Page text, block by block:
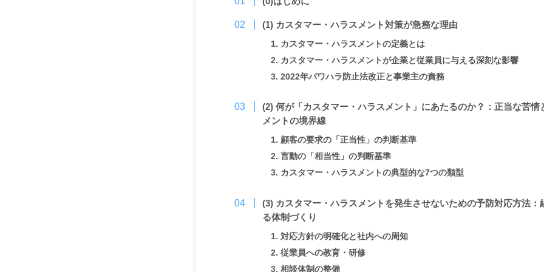
(1) カスタマー・ハラスメント対策が急務な理由
1. カスタマー・ハラスメントの定義とは
2. カスタマー・ハラスメントが企業と従業員に与える深刻な影響
3. 2022年パワハラ防止法改正と事業主の責務
(2) 何が「カスタマー・ハラスメント」にあたるのか？：正当な苦情
メントの境界線
1. 顧客の要求の「正当性」の判断基準
2. 言動の「相当性」の判断基準
3. カスタマー・ハラスメントの典型的な7つの類型
(3) カスタマー・ハラスメントを発生させないための予防対応方法：
る体制づくり
1. 対応方針の明確化と社内への周知
2. 従業員への教育・研修
3. 相談体制の整備